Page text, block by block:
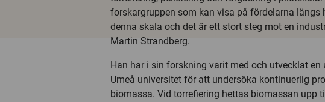
forskargruppen som kan visa på fördelarna längs
denna skala och det är ett stort steg mot en
Martin Strandberg.
Han har i sin forskning varit med och utvecklat
Umeå universitet för att undersöka kontinuerlig
biomassa. Vid torrefiering hettas biomassan upp